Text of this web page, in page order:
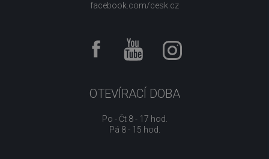
facebook.com/cesk.cz
OTEVÍRACÍ DOBA
Po - Čt 8 - 17 hod.
Pá 8 - 15 hod.